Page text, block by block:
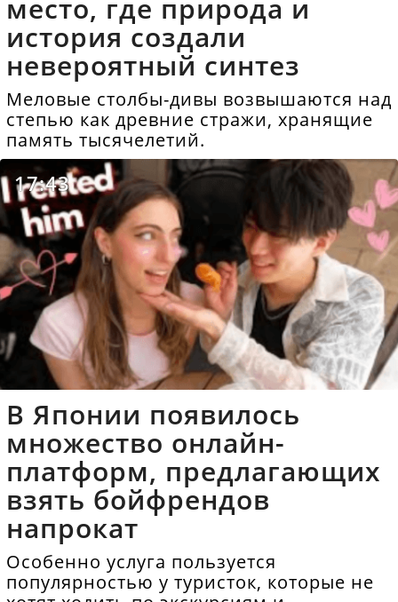
место, где природа и
история создали
невероятный синтез
Меловые столбы-дивы возвышаются над
степью как древние стражи, хранящие
память тысячелетий.
17:43
В Японии появилось
множество онлайн-
платформ, предлагающих
взять бойфрендов
напрокат
Особенно услуга пользуется
популярностью у туристок, которые не